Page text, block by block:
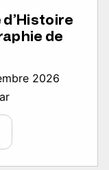
de
2026